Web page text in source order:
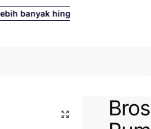
hingga 500%